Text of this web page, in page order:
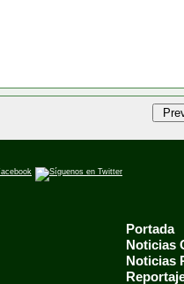
Portada
Noticias
Noticias